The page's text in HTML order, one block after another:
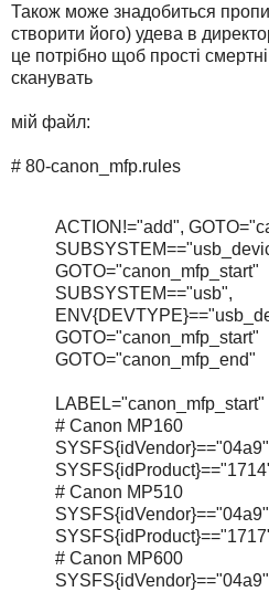
Також може знадобиться
створити його) удева в
це потрібно щоб прості
сканувать
мій файл:
# 80-canon_mfp.rules
ACTION!="add",
GOTO="canon_mfp_start"
SUBSYSTEM=="usb",
GOTO="canon_mfp_start"
GOTO="canon_mfp_end"
LABEL="canon_mfp_start"
# Canon MP160
# Canon MP510
# Canon MP600